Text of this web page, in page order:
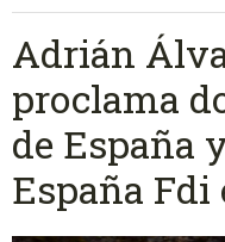
Adrián
proclama
de España
España